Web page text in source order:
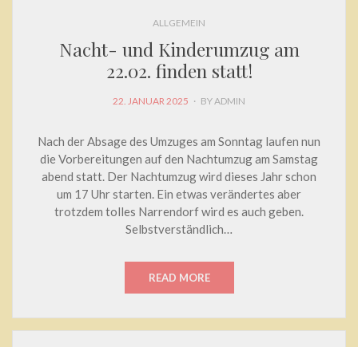
ALLGEMEIN
Nacht- und Kinderumzug am
22.02. finden statt!
POSTED
22. JANUAR 2025 BYADMIN
Nach der Absage des Umzuges am Sonntag laufen nun
die Vorbereitungen auf den Nachtumzug am Samstag
abend statt. Der Nachtumzug wird dieses Jahr schon
um 17 Uhr starten. Ein etwas verändertes aber
trotzdem tolles Narrendorf wird es auch geben.
Selbstverständlich…
READ MORE